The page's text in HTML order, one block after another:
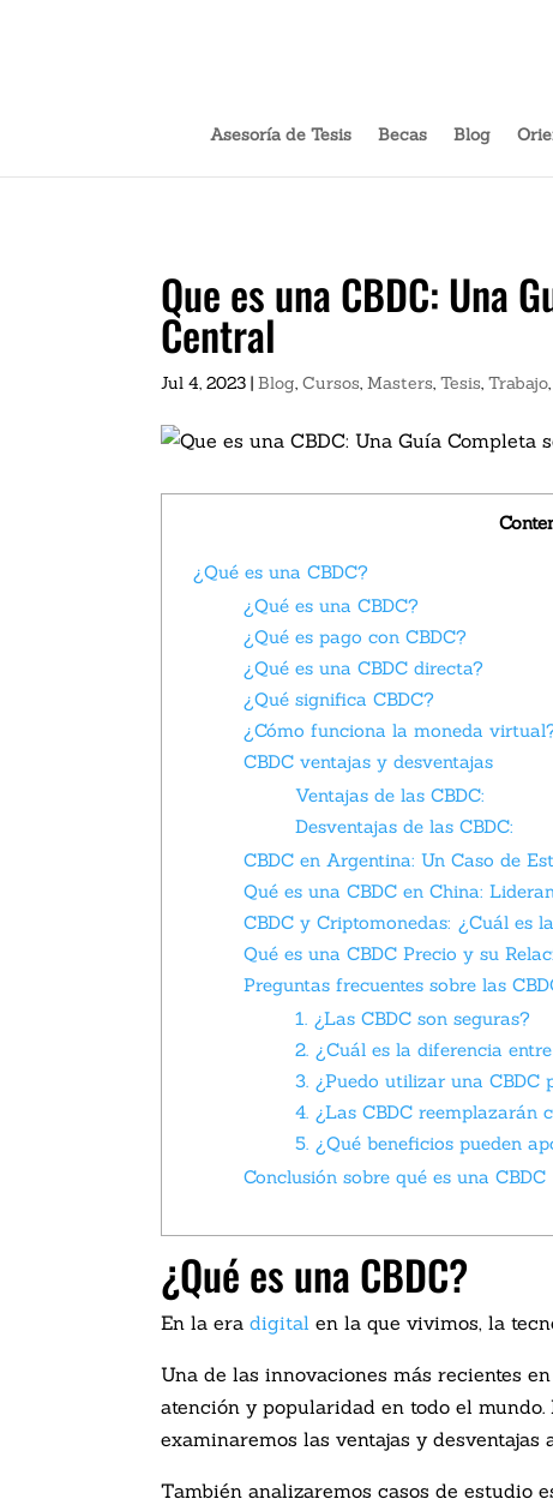
Asesoría de Tesis Becas Blog
Que es una CBDC: Una
Central
Jul 4, 2023 |Blog,Cursos,Masters,Tesis,Trabajo
¿Qué es una CBDC?
¿Qué es una CBDC?
¿Qué es pago con CBDC?
¿Qué es una CBDC directa?
¿Qué significa CBDC?
¿Cómo funciona la moneda
CBDC ventajas y desventajas
Ventajas de las CBDC:
Desventajas de las CBDC:
CBDC en Argentina: Un Caso de
Qué es una CBDC en China:
CBDC y Criptomonedas: ¿Cuál es
Qué es una CBDC Precio y su
Preguntas frecuentes sobre las
1. ¿Las CBDC son seguras?
2. ¿Cuál es la diferencia
3. ¿Puedo utilizar una CBDC
4. ¿Las CBDC reemplazarán
5. ¿Qué beneficios pueden
Conclusión sobre qué es una CBDC
¿Qué es una CBDC?
En la eradigital en la que vivimos, la
Una de las innovaciones más recientes
atención y popularidad en todo el
examinaremos las ventajas y desventajas
También analizaremos casos de estudio